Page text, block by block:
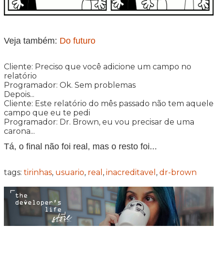
Veja também: Do futuro
Cliente: Preciso que você adicione um campo no
relatório
Programador: Ok. Sem problemas
Depois...
Cliente: Este relatório do mês passado não tem aquele
campo que eu te pedi
Programador: Dr. Brown, eu vou precisar de uma
carona...
Tá, o final não foi real, mas o resto foi...
tags: tirinhas, usuario, real , inacreditavel , dr-brown